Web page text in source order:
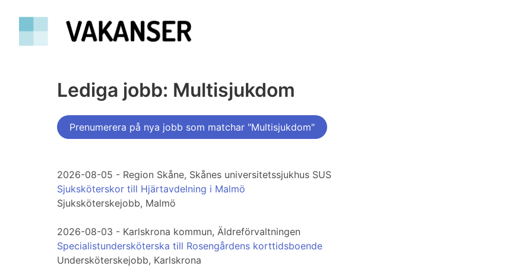
Lediga jobb: Multisjukdom
Prenumerera på nya jobb som matchar "Multisjukdom"
2026-08-05 - Region Skåne, Skånes universitetssjukhus SUS
Sjuksköterskor till Hjärtavdelning i Malmö
Sjuksköterskejobb, Malmö
2026-08-03 - Karlskrona kommun, Äldreförvaltningen
Specialistundersköterska till Rosengårdens korttidsboende
Undersköterskejobb, Karlskrona